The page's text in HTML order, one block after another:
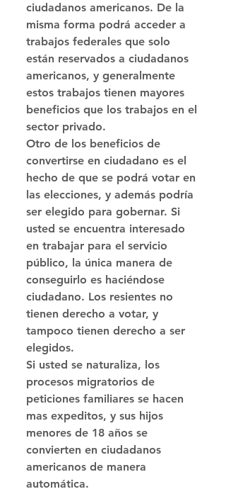
ciudadanos americanos. De la
misma forma podrá acceder a
trabajos federales que solo
están reservados a ciudadanos
americanos, y generalmente
estos trabajos tienen mayores
beneficios que los trabajos en el
sector privado.
Otro de los beneficios de
convertirse en ciudadano es el
hecho de que se podrá votar en
las elecciones, y además podría
ser elegido para gobernar. Si
usted se encuentra interesado
en trabajar para el servicio
público, la única manera de
conseguirlo es haciéndose
ciudadano. Los resientes no
tienen derecho a votar, y
tampoco tienen derecho a ser
elegidos.
Si usted se naturaliza, los
procesos migratorios de
peticiones familiares se hacen
mas expeditos, y sus hijos
menores de 18 años se
convierten en ciudadanos
americanos de manera
automática.